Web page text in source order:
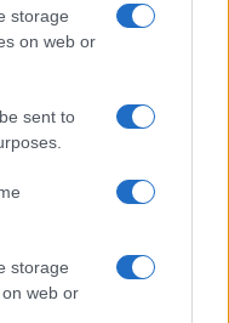
storage
on web or
sent to
storage
web or
funkció, amely
használatot,